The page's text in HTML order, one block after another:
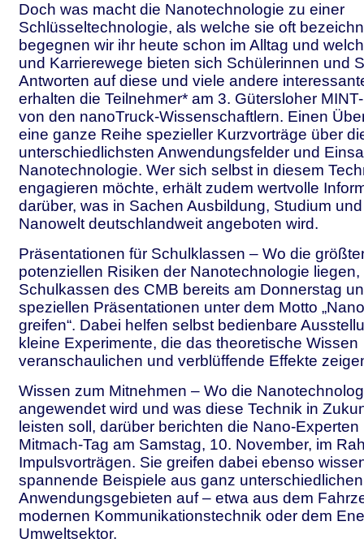
Doch was macht die Nanotechnologie zu einer
Schlüsseltechnologie, als welche sie oft
begegnen wir ihr heute schon im Alltag und
und Karrierewege bieten sich Schülerinnen und
Antworten auf diese und viele andere
erhalten die Teilnehmer* am 3. Gütersloher
von den nanoTruck-Wissenschaftlern. Einen
eine ganze Reihe spezieller Kurzvorträge über
unterschiedlichsten Anwendungsfelder und
Nanotechnologie. Wer sich selbst in diesem
engagieren möchte, erhält zudem wertvolle
darüber, was in Sachen Ausbildung, Studium
Nanowelt deutschlandweit angeboten wird.
Präsentationen für Schulklassen – Wo die
potenziellen Risiken der Nanotechnologie
Schulkassen des CMB bereits am Donnerstag
speziellen Präsentationen unter dem Motto
greifen“. Dabei helfen selbst bedienbare
kleine Experimente, die das theoretische Wissen
veranschaulichen und verblüffende Effekte
Wissen zum Mitnehmen – Wo die
angewendet wird und was diese Technik in
leisten soll, darüber berichten die Nano-Experten
Mitmach-Tag am Samstag, 10. November, im
Impulsvorträgen. Sie greifen dabei ebenso
spannende Beispiele aus ganz unterschiedlichen
Anwendungsgebieten auf – etwa aus dem
modernen Kommunikationstechnik oder dem
Umweltsektor.